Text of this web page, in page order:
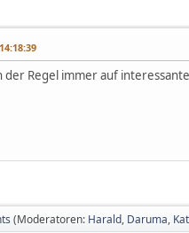
Regel immer auf
(Moderatoren: Harald, Daruma,